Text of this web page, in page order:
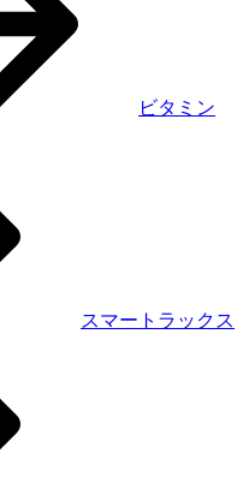
ビタミン
スマートラックス